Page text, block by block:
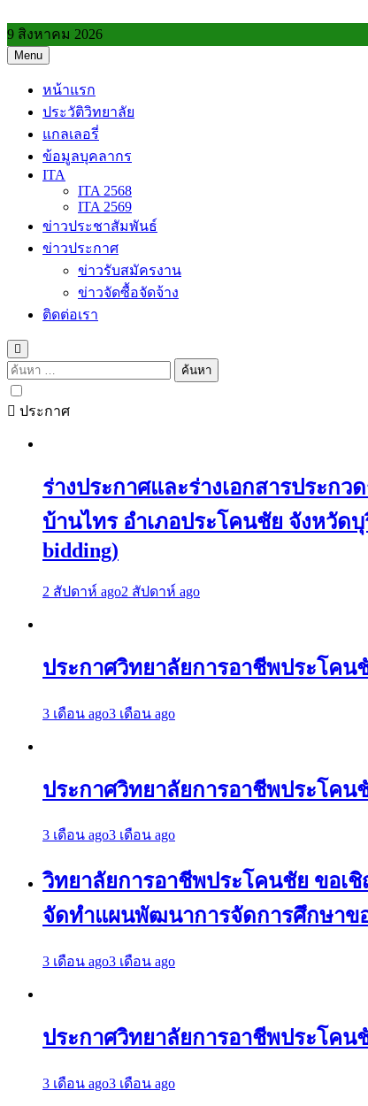
to
content
9 สิงหาคม 2026
Menu
หน้าแรก
ประวัติวิทยาลัย
แกลเลอรี่
ข้อมูลบุคลากร
ITA
ITA 2568
ITA 2569
ข่าวประชาสัมพันธ์
ข่าวประกาศ
ข่าวรับสมัครงาน
ข่าวจัดซื้อจัดจ้าง
ติดต่อเรา
ค้นหา
สำหรับ:
ประกาศ
ร่างประกาศและร่างเอกสารประก
บ้านไทร อำเภอประโคนชัย จังหวัด
bidding)
2 สัปดาห์ ago2 สัปดาห์ ago
ประกาศวิทยาลัยการอาชีพประโคน
3 เดือน ago3 เดือน ago
ประกาศวิทยาลัยการอาชีพประโคน
3 เดือน ago3 เดือน ago
วิทยาลัยการอาชีพประโคนชัย ขอเชิ
จัดทำแผนพัฒนาการจัดการศึกษาข
3 เดือน ago3 เดือน ago
ประกาศวิทยาลัยการอาชีพประโคน
3 เดือน ago3 เดือน ago